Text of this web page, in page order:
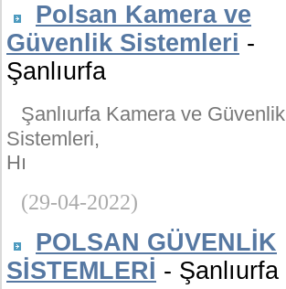
Polsan Kamera ve
Güvenlik Sistemleri -
Şanlıurfa
Şanlıurfa Kamera ve Güvenlik
Sistemleri,
Hı
(29-04-2022)
POLSAN GÜVENLİK
SİSTEMLERİ - Şanlıurfa